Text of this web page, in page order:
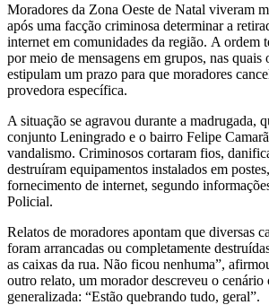
Moradores da Zona Oeste de Natal viveram
após uma facção criminosa determinar a
internet em comunidades da região. A ordem
por meio de mensagens em grupos, nas quais
estipulam um prazo para que moradores
provedora específica.
A situação se agravou durante a madrugada,
conjunto Leningrado e o bairro Felipe
vandalismo. Criminosos cortaram fios,
destruíram equipamentos instalados em
fornecimento de internet, segundo
Policial.
Relatos de moradores apontam que diversas
foram arrancadas ou completamente
as caixas da rua. Não ficou nenhuma”,
outro relato, um morador descreveu o cenário
generalizada: “Estão quebrando tudo, geral”.